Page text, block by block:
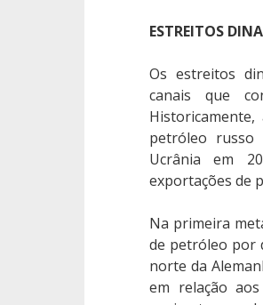
ESTREITOS
Os estreitos
canais que
petróleo
Ucrânia em
exportações de
Na primeira
de petróleo por
norte da
em relação